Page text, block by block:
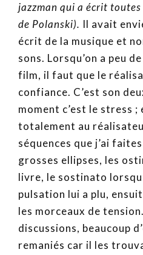
jazzman qui a écrit toutes
de Polanski). Il avait
écrit de la musique et
sons. Lorsqu’on a peu
film, il faut que le
confiance. C’est son
moment c’est le stress ;
totalement au
séquences que j’ai
grosses ellipses, les
livre, le sostinato
pulsation lui a plu,
les morceaux de
discussions, beaucoup
remaniés car il les